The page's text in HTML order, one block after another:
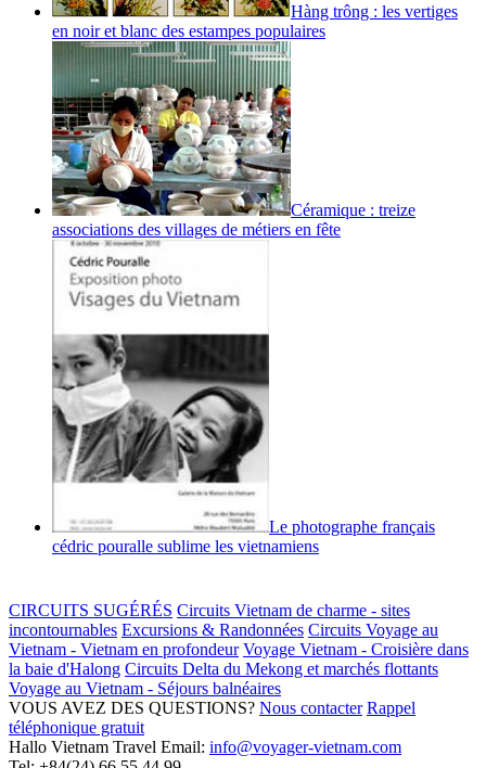
Hàng trông : les vertiges
en noir et blanc des estampes populaires
Céramique : treize
associations des villages de métiers en fête
Le photographe français
cédric pouralle sublime les vietnamiens
CIRCUITS SUGÉRÉS Circuits Vietnam de charme - sites
incontournables Excursions & Randonnées Circuits Voyage au
Vietnam - Vietnam en profondeur Voyage Vietnam - Croisière dans
la baie d'Halong Circuits Delta du Mekong et marchés flottants
Voyage au Vietnam - Séjours balnéaires
VOUS AVEZ DES QUESTIONS? Nous contacter Rappel
téléphonique gratuit
Hallo Vietnam Travel Email: info@voyager-vietnam.com